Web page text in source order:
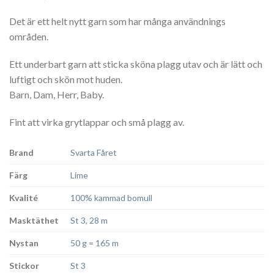
Det är ett helt nytt garn som har många användnings
områden.
Ett underbart garn att sticka sköna plagg utav och är lätt och
luftigt och skön mot huden.
Barn, Dam, Herr, Baby.
Fint att virka grytlappar och små plagg av.
Brand Svarta Fåret
Färg Lime
Kvalité 100% kammad bomull
Masktäthet St 3, 28 m
Nystan 50 g = 165 m
Stickor St 3